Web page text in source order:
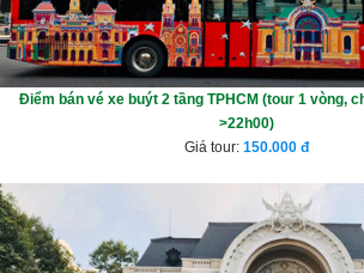
Điểm bán vé xe buýt 2 tầng TPHCM (tour 1 vòng,
>22h00)
Giá tour: 150.000